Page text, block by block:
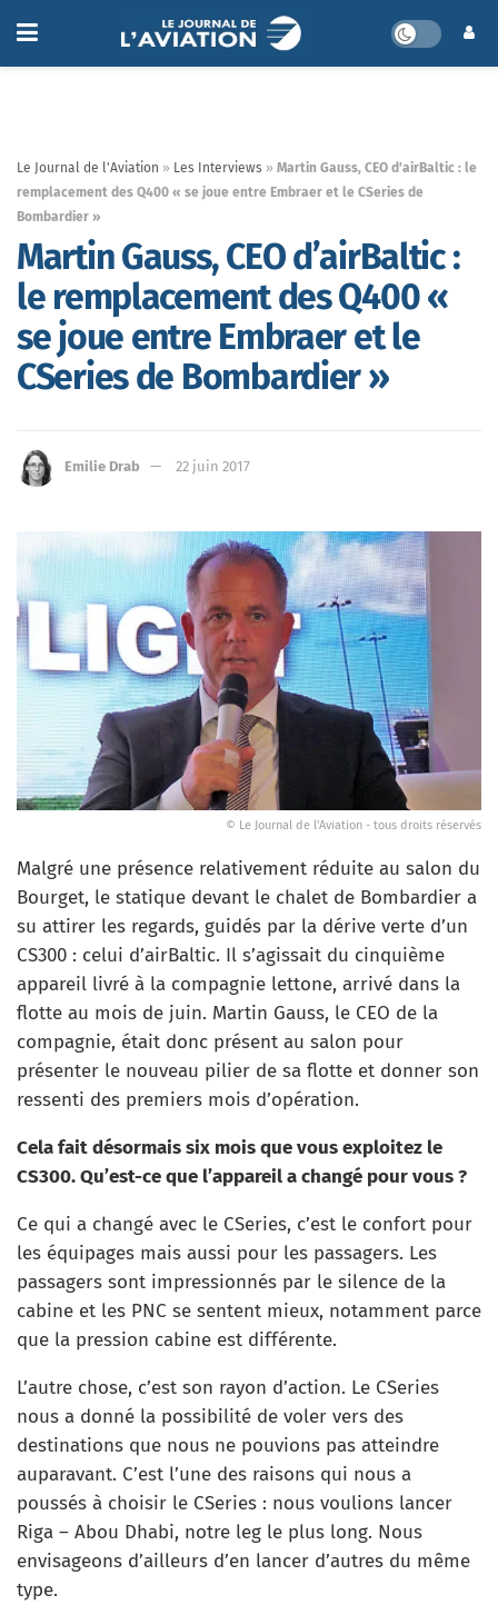
Le Journal de l'Aviation » Les Interviews » Martin Gauss, CEO d’airBaltic : le
remplacement des Q400 « se joue entre Embraer et le CSeries de
Bombardier »
Martin Gauss, CEO d’airBaltic :
le remplacement des Q400 «
se joue entre Embraer et le
CSeries de Bombardier »
Emilie Drab 22 juin 2017
© Le Journal de l'Aviation - tous droits réservés
Malgré une présence relativement réduite au salon du
Bourget, le statique devant le chalet de Bombardier a
su attirer les regards, guidés par la dérive verte d’un
CS300 : celui d’airBaltic. Il s’agissait du cinquième
appareil livré à la compagnie lettone, arrivé dans la
flotte au mois de juin. Martin Gauss, le CEO de la
compagnie, était donc présent au salon pour
présenter le nouveau pilier de sa flotte et donner son
ressenti des premiers mois d’opération.
Cela fait désormais six mois que vous exploitez le
CS300. Qu’est-ce que l’appareil a changé pour vous ?
Ce qui a changé avec le CSeries, c’est le confort pour
les équipages mais aussi pour les passagers. Les
passagers sont impressionnés par le silence de la
cabine et les PNC se sentent mieux, notamment parce
que la pression cabine est différente.
L’autre chose, c’est son rayon d’action. Le CSeries
nous a donné la possibilité de voler vers des
destinations que nous ne pouvions pas atteindre
auparavant. C’est l’une des raisons qui nous a
poussés à choisir le CSeries : nous voulions lancer
Riga – Abou Dhabi, notre leg le plus long. Nous
envisageons d’ailleurs d’en lancer d’autres du même
type.